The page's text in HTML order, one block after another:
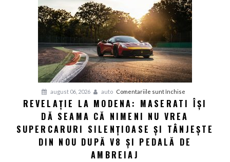
Wall
Motor
ul
masiv
GWM
H10
august 06, 2026 auto Comentariile sunt închise
Revelație
la
Modena:
Maserati
își
REVELAȚIE LA MODENA: MASERATI ÎȘI
DĂ SEAMA CĂ NIMENI NU VREA
SUPERCARURI SILENȚIOASE ȘI TÂNJEȘTE
DIN NOU DUPĂ V8 ȘI PEDALĂ DE
AMBREIAJ